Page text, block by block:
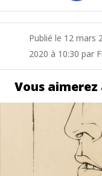
Publié le 12 mars
2020 à 10:30 par
Vous